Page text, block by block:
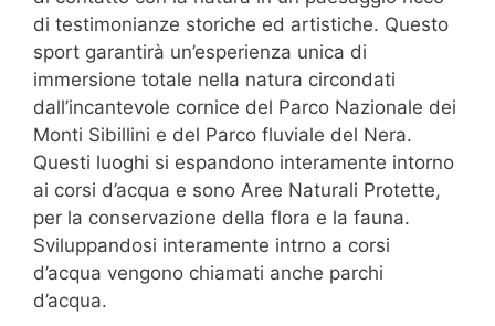
di testimonianze storiche ed artistiche. Questo
sport garantirà un’esperienza unica di
immersione totale nella natura circondati
dall’incantevole cornice del Parco Nazionale dei
Monti Sibillini e del Parco fluviale del Nera.
Questi luoghi si espandono interamente intorno
ai corsi d’acqua e sono Aree Naturali Protette,
per la conservazione della flora e la fauna.
Sviluppandosi interamente intrno a corsi
d’acqua vengono chiamati anche parchi
d’acqua.